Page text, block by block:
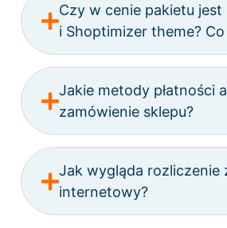
Czy w cenie pakietu jest
i Shoptimizer theme?
Jakie metody płatności
zamówienie sklepu?
Jak wygląda rozliczenie
internetowy?